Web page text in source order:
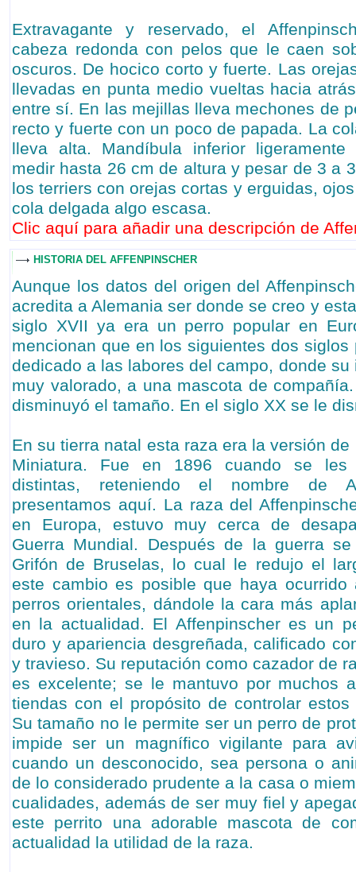
Extravagante y reservado, el
cabeza redonda con pelos que le caen
oscuros. De hocico corto y fuerte. Las
llevadas en punta medio vueltas hacia
entre sí. En las mejillas lleva mechones de
recto y fuerte con un poco de papada. La
lleva alta. Mandíbula inferior
medir hasta 26 cm de altura y pesar de 3 a
los terriers con orejas cortas y erguidas,
cola delgada algo escasa.
Clic aquí para añadir una descripción de
HISTORIA DEL AFFENPINSCHER
Aunque los datos del origen del
acredita a Alemania ser donde se creo y
siglo XVII ya era un perro popular en
mencionan que en los siguientes dos
dedicado a las labores del campo, donde
muy valorado, a una mascota de
disminuyó el tamaño. En el siglo XX se le
En su tierra natal esta raza era la versión
Miniatura. Fue en 1896 cuando se les
distintas, reteniendo el nombre de
presentamos aquí. La raza del
en Europa, estuvo muy cerca de
Guerra Mundial. Después de la guerra
Grifón de Bruselas, lo cual le redujo el
este cambio es posible que haya
perros orientales, dándole la cara más
en la actualidad. El Affenpinscher es un
duro y apariencia desgreñada, calificado
y travieso. Su reputación como cazador de
es excelente; se le mantuvo por muchos
tiendas con el propósito de controlar estos
Su tamaño no le permite ser un perro de
impide ser un magnífico vigilante para
cuando un desconocido, sea persona o
de lo considerado prudente a la casa o
cualidades, además de ser muy fiel y
este perrito una adorable mascota de
actualidad la utilidad de la raza.